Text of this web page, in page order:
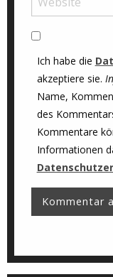
Ich habe die
akzeptiere sie.
Name,
des
Kommentare
Informationen